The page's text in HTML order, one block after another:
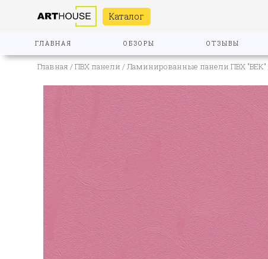
Каталог
ГЛАВНАЯ ОБЗОРЫ ОТЗЫВЫ
Главная /ПВХ панели / Ламинированные панели ПВХ "ВЕК"